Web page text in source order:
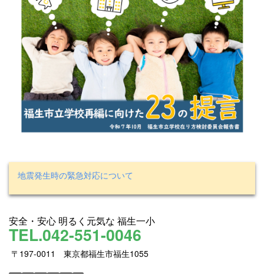
地震発生時の緊急対応について
安全・安心 明るく元気な 福生一小
TEL.042-551-0046
〒197-0011 東京都福生市福生1055